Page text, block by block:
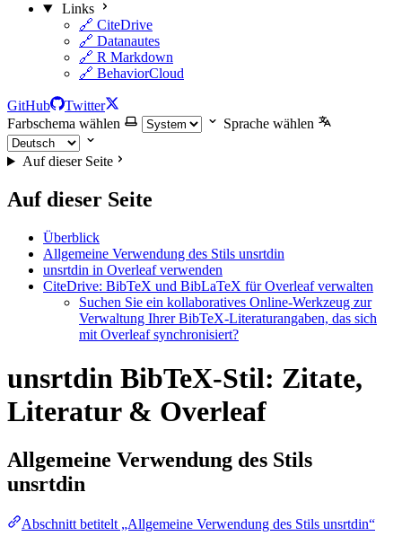
Links
🔗 CiteDrive
🔗 Datanautes
🔗 R Markdown
🔗 BehaviorCloud
GitHub
Twitter
Farbschema wählen
Sprache wählen
Auf dieser Seite
Auf dieser Seite
Überblick
Allgemeine Verwendung des Stils unsrtdin
unsrtdin in Overleaf verwenden
CiteDrive: BibTeX und BibLaTeX für Overleaf verwalten
Suchen Sie ein kollaboratives Online-Werkzeug zur
Verwaltung Ihrer BibTeX-Literaturangaben, das sich
mit Overleaf synchronisiert?
unsrtdin BibTeX-Stil: Zitate,
Literatur & Overleaf
Allgemeine Verwendung des Stils
unsrtdin
Abschnitt betitelt „Allgemeine Verwendung des Stils unsrtdin“